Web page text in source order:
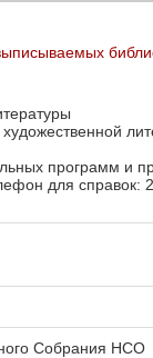
программ и
для справок:
Собрания НСО